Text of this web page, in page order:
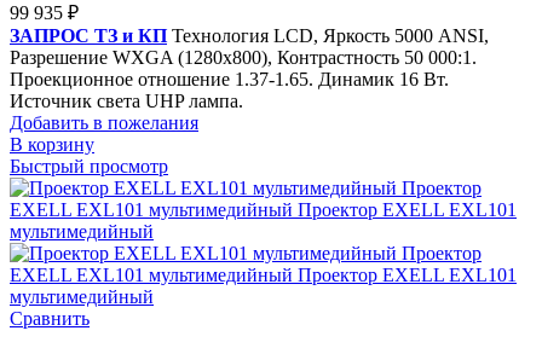
99 935 ₽
ЗАПРОС ТЗ и КП Технология LCD, Яркость 5000 ANSI,
Разрешение WXGA (1280x800), Контрастность 50 000:1.
Проекционное отношение 1.37-1.65. Динамик 16 Вт.
Источник света UHP лампа.
Добавить в пожелания
В корзину
Быстрый просмотр
Сравнить